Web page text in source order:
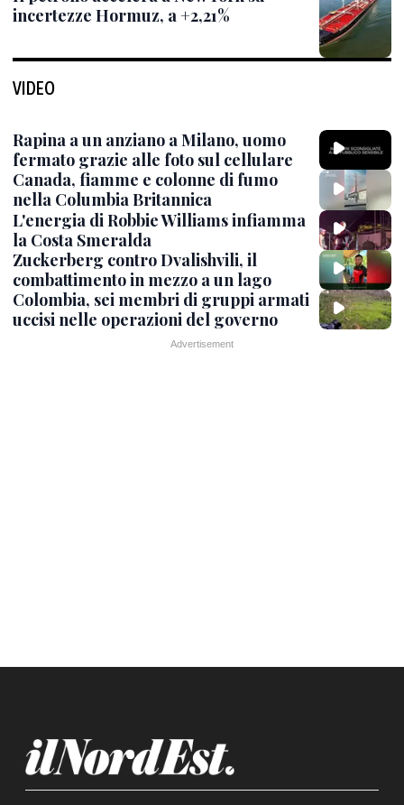
incertezze Hormuz, a +2,21%
VIDEO
Rapina a un anziano a Milano, uomo
fermato grazie alle foto sul cellulare
Canada, fiamme e colonne di fumo
nella Columbia Britannica
L'energia di Robbie Williams infiamma
la Costa Smeralda
Zuckerberg contro Dvalishvili, il
combattimento in mezzo a un lago
Colombia, sei membri di gruppi armati
uccisi nelle operazioni del governo